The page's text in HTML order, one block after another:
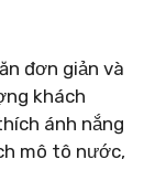
đơn giản và
khách
ánh nắng
mô tô nước,